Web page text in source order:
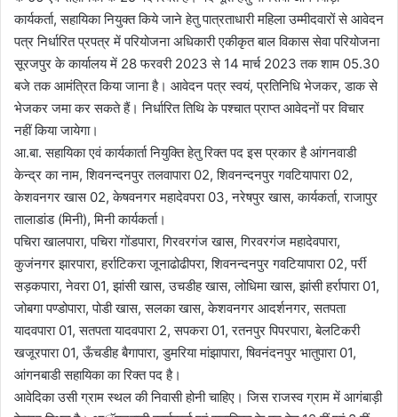
कार्यकर्ता, सहायिका नियुक्त किये जाने हेतु पात्रताधारी महिला उम्मीदवारों से आवेदन
पत्र निर्धारित प्रपत्र में परियोजना अधिकारी एकीकृत बाल विकास सेवा परियोजना
सूरजपुर के कार्यालय में 28 फरवरी 2023 से 14 मार्च 2023 तक शाम 05.30
बजे तक आमंत्रित किया जाना है। आवेदन पत्र स्वयं, प्रतिनिधि भेजकर, डाक से
भेजकर जमा कर सकते हैं। निर्धारित तिथि के पश्चात प्राप्त आवेदनों पर विचार
नहीं किया जायेगा।
आ.बा. सहायिका एवं कार्यकार्ता नियुक्ति हेतु रिक्त पद इस प्रकार है आंगनवाडी
केन्द्र का नाम, शिवनन्दनपुर तलवापारा 02, शिवनन्दनपुर गवटियापारा 02,
केशवनगर खास 02, केषवनगर महादेवपरा 03, नरेषपुर खास, कार्यकर्ता, राजापुर
तालाडांड (मिनी), मिनी कार्यकर्ता।
पचिरा खालपारा, पचिरा गोंडपारा, गिरवरगंज खास, गिरवरगंज महादेवपारा,
कुजंनगर झारपारा, हर्राटिकरा जूनाढोढीपरा, शिवनन्दनपुर गवटियापारा 02, पर्री
सड़कपारा, नेवरा 01, झांसी खास, उचडीह खास, लोधिमा खास, झांसी हर्रापारा 01,
जोबगा पण्डोपारा, पोडी खास, सलका खास, केशवनगर आदर्शनगर, सतपता
यादवपारा 01, सतपता यादवपारा 2, सपकरा 01, रतनपुर पिपरपारा, बेलटिकरी
खजूरपारा 01, ऊँचडीह बैगापारा, डुमरिया मांझापारा, षिवनंदनपुर भातुपारा 01,
आंगनबाडी सहायिका का रिक्त पद है।
आवेदिका उसी ग्राम स्थल की निवासी होनी चाहिए। जिस राजस्व ग्राम में आगंबाड़ी